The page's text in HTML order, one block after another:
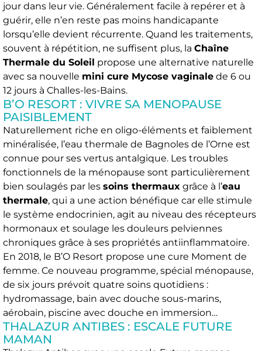
jour dans leur vie. Généralement facile à repérer et à
guérir, elle n’en reste pas moins handicapante
lorsqu’elle devient récurrente. Quand les traitements,
souvent à répétition, ne suffisent plus, la Chaîne
Thermale du Soleil propose une alternative naturelle
avec sa nouvelle mini cure Mycose vaginale de 6 ou
12 jours à Challes-les-Bains.
B’O RESORT : VIVRE SA MENOPAUSE
PAISIBLEMENT
Naturellement riche en oligo-éléments et faiblement
minéralisée, l’eau thermale de Bagnoles de l’Orne est
connue pour ses vertus antalgique. Les troubles
fonctionnels de la ménopause sont particulièrement
bien soulagés par les soins thermaux grâce à l’eau
thermale, qui a une action bénéfique car elle stimule
le système endocrinien, agit au niveau des récepteurs
hormonaux et soulage les douleurs pelviennes
chroniques grâce à ses propriétés antiinflammatoire.
En 2018, le B’O Resort propose une cure Moment de
femme. Ce nouveau programme, spécial ménopause,
de six jours prévoit quatre soins quotidiens :
hydromassage, bain avec douche sous-marins,
aérobain, piscine avec douche en immersion…
THALAZUR ANTIBES : ESCALE FUTURE
MAMAN